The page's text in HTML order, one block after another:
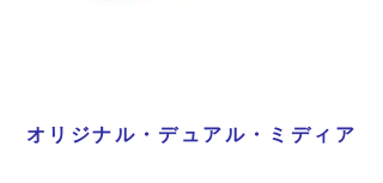
オリジナル・デュアル・ミディア